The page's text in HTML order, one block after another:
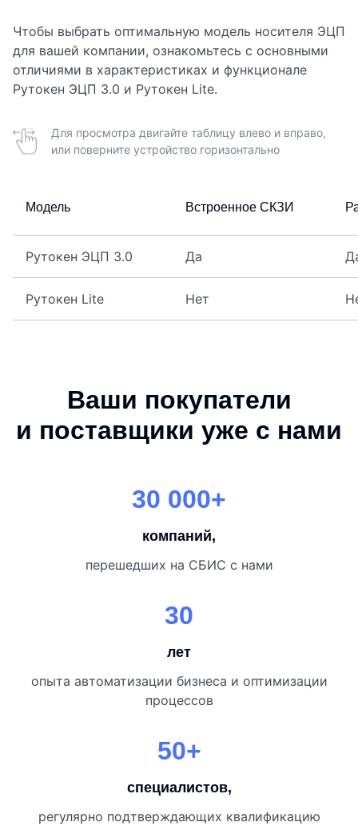
Чтобы выбрать оптимальную модель носителя ЭЦП
для вашей компании, ознакомьтесь с основными
отличиями в характеристиках и функционале
Рутокен ЭЦП 3.0 и Рутокен Lite.
Для просмотра двигайте таблицу влево и вправо,
или поверните устройство горизонтально
Модель Встроенное СКЗИ
Рутокен ЭЦП 3.0 Да
Рутокен Lite Нет
Ваши покупатели
и поставщики уже с нами
30 000+
компаний,
перешедших на СБИС с нами
30
лет
опыта автоматизации бизнеса и оптимизации
процессов
50+
специалистов,
регулярно подтверждающих квалификацию